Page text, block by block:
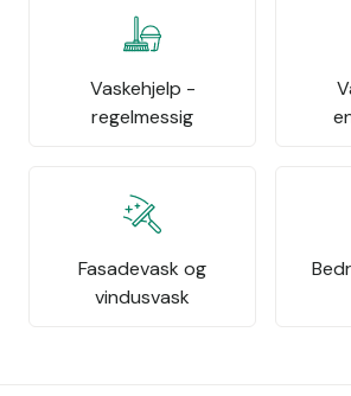
Vaskehjelp -
regelmessig
Fasadevask og
vindusvask